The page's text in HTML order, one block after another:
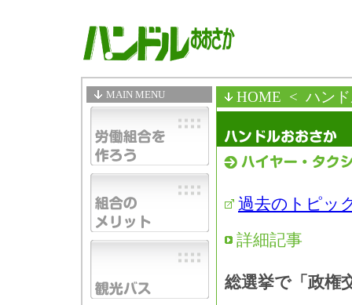
MAIN MENU HOME < ハン
過去のトピッ
詳細記事
総選挙で「政権